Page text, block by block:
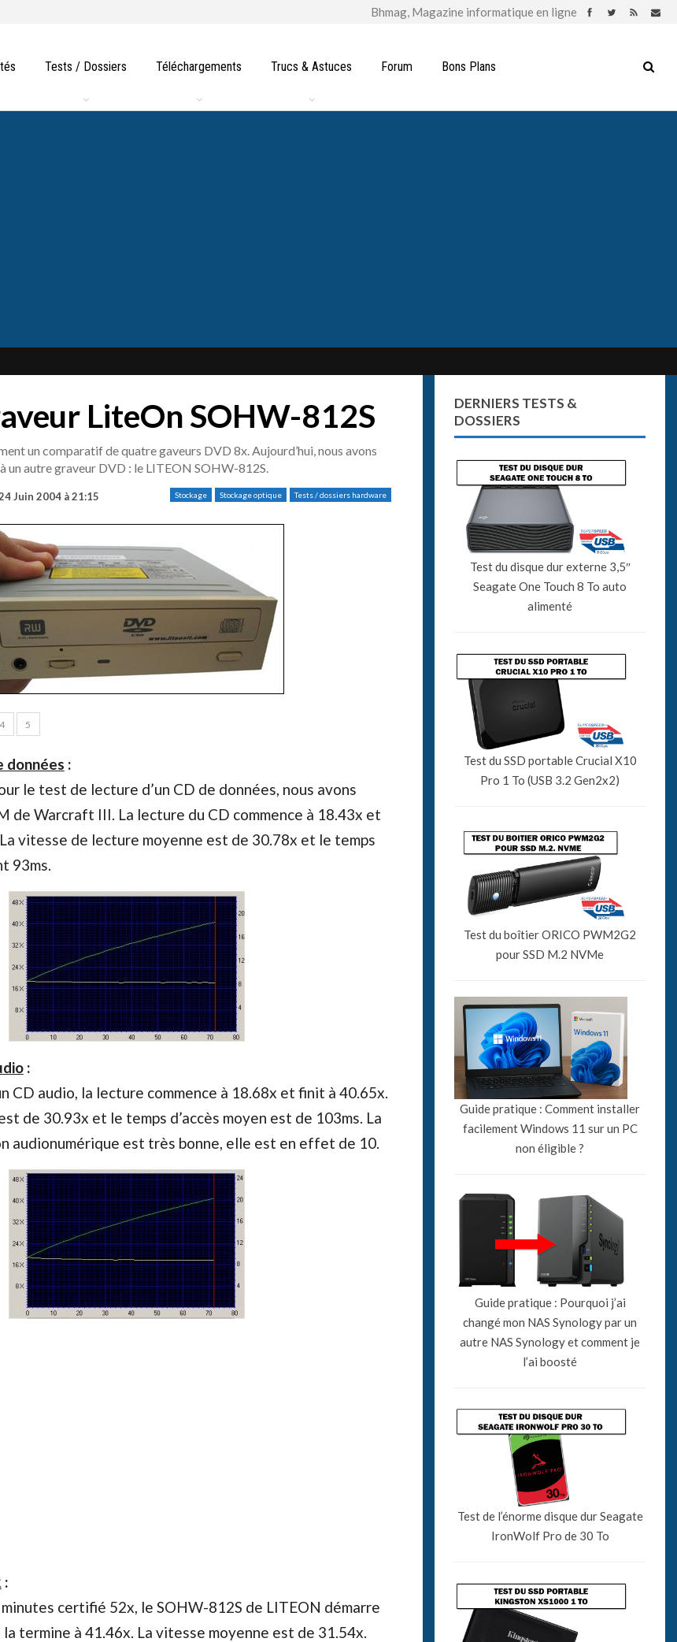
Tests / Dossiers Téléchargements Trucs & Astuces Forum Bons Plans
LiteOn SOHW-812S
un comparatif de quatre gaveurs DVD 8x. Aujourd’hui, nous avons
un autre graveur DVD : le LITEON SOHW-812S.
Stockage Stockage optique Tests / dossiers hardware
Juin 2004 à 21:15
4 5
données :
le test de lecture d’un CD de données, nous avons
de Warcraft III. La lecture du CD commence à 18.43x et
vitesse de lecture moyenne est de 30.78x et le temps
93ms.
:
CD audio, la lecture commence à 18.68x et finit à 40.65x.
de 30.93x et le temps d’accès moyen est de 103ms. La
audionumérique est très bonne, elle est en effet de 10.
:
certifié 52x, le SOHW-812S de LITEON démarre
termine à 41.46x. La vitesse moyenne est de 31.54x.
DERNIERS TESTS &
DOSSIERS
Test du disque dur externe 3,5″
Seagate One Touch 8 To auto
alimenté
Test du SSD portable Crucial X10
Pro 1 To (USB 3.2 Gen2x2)
Test du boîtier ORICO PWM2G2
pour SSD M.2 NVMe
Guide pratique : Comment installer
facilement Windows 11 sur un PC
non éligible ?
Guide pratique : Pourquoi j’ai
changé mon NAS Synology par un
autre NAS Synology et comment je
l’ai boosté
Test de l’énorme disque dur Seagate
IronWolf Pro de 30 To